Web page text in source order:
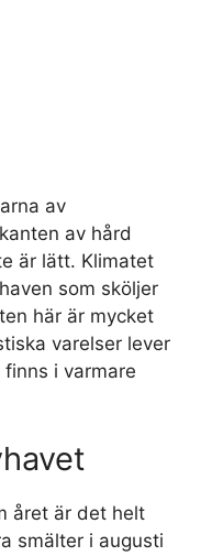
av
av hård
är lätt. Klimatet
som sköljer
här är mycket
varelser lever
i varmare
året är det helt
smälter i augusti